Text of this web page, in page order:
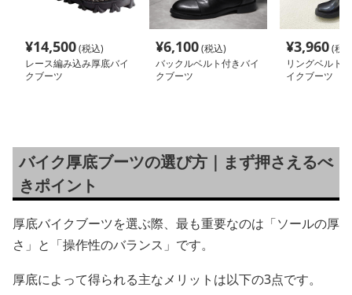
¥14,500(税込)
レース編み込み厚底バイ
クブーツ
¥6,100(税込)
バックルベルト付きバイ
クブーツ
¥3,960(税
リングベルト
イクブーツ
バイク厚底ブーツの選び方｜まず押さえるべ
きポイント
厚底バイクブーツを選ぶ際、最も重要なのは「ソールの厚
さ」と「操作性のバランス」です。
厚底によって得られる主なメリットは以下の3点です。